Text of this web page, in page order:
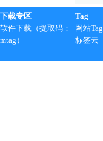
下载专区
软件下载（提取码：
mtag）
Tag
网站Tag
标签云